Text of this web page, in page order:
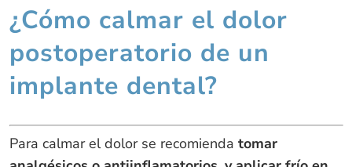
¿Cómo calmar el dolor
postoperatorio de un
implante dental?
Para calmar el dolor se recomienda tomar